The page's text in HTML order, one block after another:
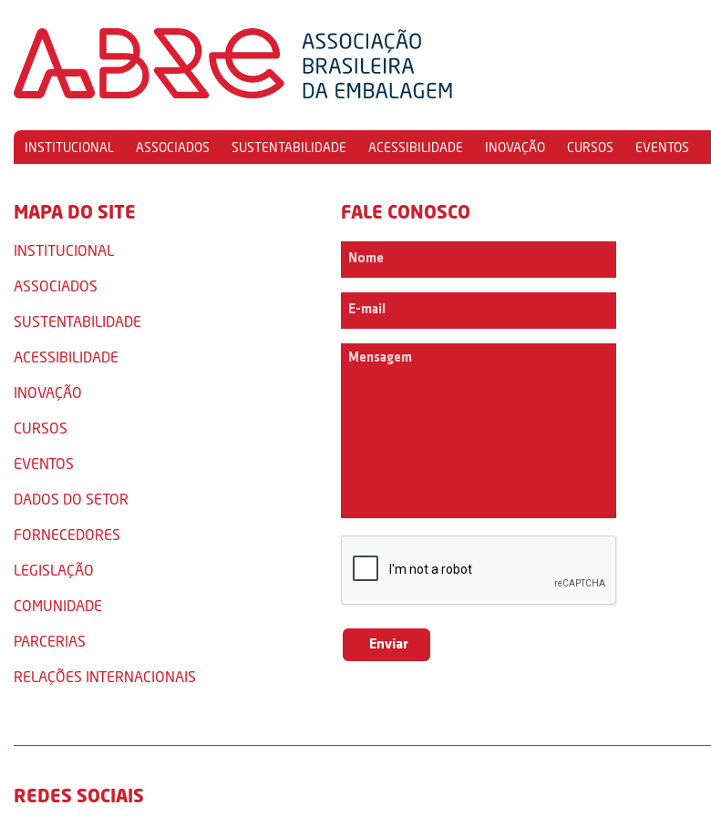
INSTITUCIONAL ASSOCIADOS SUSTENTABILIDADE ACESSIBILIDADE INOVAÇÃO CURSOS EVENTOS
MAPA DO SITE
INSTITUCIONAL
ASSOCIADOS
SUSTENTABILIDADE
ACESSIBILIDADE
INOVAÇÃO
CURSOS
EVENTOS
DADOS DO SETOR
FORNECEDORES
LEGISLAÇÃO
COMUNIDADE
PARCERIAS
RELAÇÕES INTERNACIONAIS
FALE CONOSCO
REDES SOCIAIS